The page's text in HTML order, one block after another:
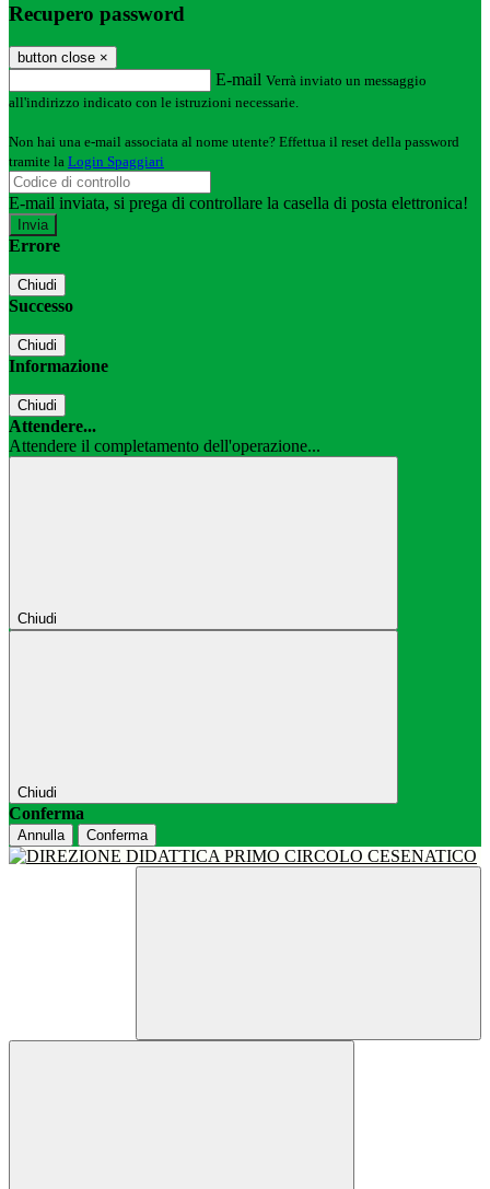
Recupero password
button close ×
E-mail Verrà inviato un messaggio
all'indirizzo indicato con le istruzioni necessarie.
Non hai una e-mail associata al nome utente? Effettua il reset della password
tramite la Login Spaggiari
E-mail inviata, si prega di controllare la casella di posta elettronica!
Errore
Chiudi
Successo
Chiudi
Informazione
Chiudi
Attendere...
Attendere il completamento dell'operazione...
Chiudi
Chiudi
Conferma
Annulla Conferma